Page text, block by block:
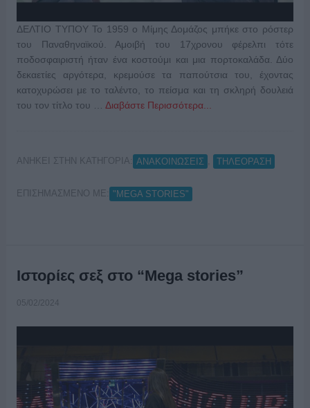
ΔΕΛΤΙΟ ΤΥΠΟΥ Το 1959 ο Μίμης Δομάζος μπήκε στο ρόστερ
του Παναθηναϊκού. Αμοιβή του 17χρονου φέρελπι τότε
ποδοσφαιριστή ήταν ένα κοστούμι και μια πορτοκαλάδα. Δύο
δεκαετίες αργότερα, κρεμούσε τα παπούτσια του, έχοντας
κατοχυρώσει με το ταλέντο, το πείσμα και τη σκληρή δουλειά
του τον τίτλο του … Διαβάστε Περισσότερα...
ΑΝΗΚΕΙ ΣΤΗΝ ΚΑΤΗΓΟΡΙΑ: ΑΝΑΚΟΙΝΩΣΕΙΣ ΤΗΛΕΟΡΑΣΗ
ΕΠΙΣΗΜΑΣΜΕΝΟ ΜΕ: "MEGA STORIES"
Ιστορίες σεξ στο “Mega stories”
05/02/2024